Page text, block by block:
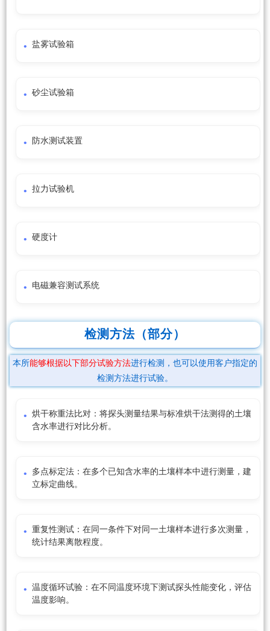
盐雾试验箱
砂尘试验箱
防水测试装置
拉力试验机
硬度计
电磁兼容测试系统
检测方法（部分）
本所能够根据以下部分试验方法进行检测，也可以使用客户指定的
检测方法进行试验。
烘干称重法比对：将探头测量结果与标准烘干法测得的土壤
含水率进行对比分析。
多点标定法：在多个已知含水率的土壤样本中进行测量，建
立标定曲线。
重复性测试：在同一条件下对同一土壤样本进行多次测量，
统计结果离散程度。
温度循环试验：在不同温度环境下测试探头性能变化，评估
温度影响。